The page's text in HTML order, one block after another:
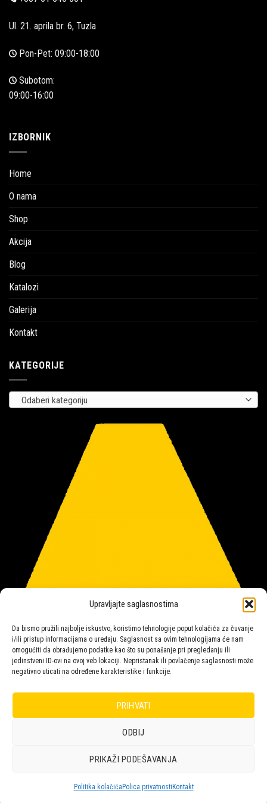
Upravljajte saglasnostima
Da bismo pružili najbolje iskustvo, koristimo tehnologije poput kolačića za čuvanje
i/ili pristup informacijama o uređaju. Saglasnost sa ovim tehnologijama će nam
omogućiti da obrađujemo podatke kao što su ponašanje pri pregledanju ili
jedinstveni ID-ovi na ovoj veb lokaciji. Nepristanak ili povlačenje saglasnosti može
negativno uticati na određene karakteristike i funkcije.
PRIHVATI
ODBIJ
PRIKAŽI PODEŠAVANJA
Politika kolačića Polica privatnosti Kontakt
Ul. 21. aprila br. 6, Tuzla
Pon-Pet: 09:00-18:00
Subotom:
09:00-16:00
IZBORNIK
Home
O nama
Shop
Akcija
Blog
Katalozi
Galerija
Kontakt
KATEGORIJE
Odaberi kategoriju
Copyright 2026 © Malpeza d.o.o.